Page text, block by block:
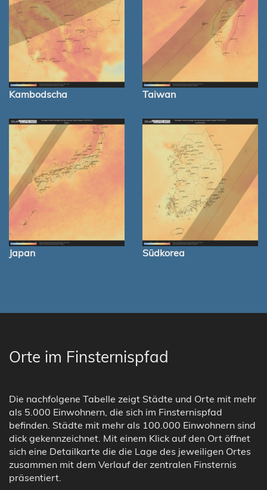
Kambodscha Taiwan
Japan Südkorea
Orte im Finsternispfad
Die nachfolgene Tabelle zeigt Städte und Orte mit mehr
als 5.000 Einwohnern, die sich im Finsternispfad
befinden. Städte mit mehr als 100.000 Einwohnern sind
dick gekennzeichnet. Mit einem Klick auf den Ort öffnet
sich eine Detailkarte die die Lage des jeweiligen Ortes
zusammen mit dem Verlauf der zentralen Finsternis
präsentiert.